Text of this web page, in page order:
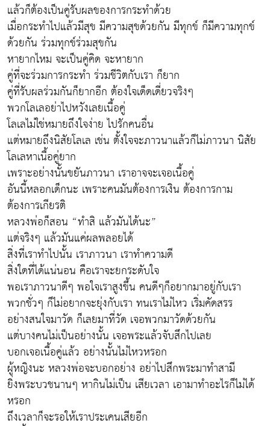
แล้วก็ต้องเป็นคู่รับผลของการกระทำด้วย
เมื่อกระทำไปแล้วมีสุข มีความสุขด้วยกัน มีทุกข์ ก็มีความทุกข์
ด้วยกัน ร่วมทุกข์ร่วมสุขกัน
หายากไหม จะเป็นคู่คิด จะหายาก
คู่ที่จะร่วมการกระทำ ร่วมชีวิตกับเรา ก็ยาก
คู่ที่รับผลร่วมกันก็ยากอีก ต้องใจเด็ดเดี่ยวจริงๆ
พวกโลเลอย่าไปหวังเลยเนื้อคู่
โลเลไม่ใช่หมายถึงใจง่าย ไปรักคนอื่น
แต่หมายถึงนิสัยโลเล เช่น ตั้งใจจะภาวนาแล้วก็ไม่ภาวนา นิสัย
โลเลหาเนื้อคู่ยาก
เพราะอย่างนั้นขยันภาวนา เราอาจจะเจอเนื้อคู่
อันนี้หลอกเด็กนะ เพราะคนมันต้องการเงิน ต้องการกาม
ต้องการเกียรติ
หลวงพ่อก็สอน “ทำสิ แล้วมันได้นะ”
แต่จริงๆ แล้วมันแค่ผลพลอยได้
สิ่งที่เราทำไปนั้น เราภาวนา เราทำความดี
สิ่งใดที่ได้แน่นอน คือเราจะยกระดับใจ
พอเราภาวนาดีๆ พอใจเราสูงขึ้น คนดีๆก็อยากมาอยู่กับเรา
พวกชั่วๆ ก็ไม่อยากจะยุ่งกับเรา ทนเราไม่ไหว เริ่มคัดสรร
อย่างสนใจมาวัด ก็เลยมาที่วัด เจอพวกมาวัดด้วยกัน
แต่บางคนไม่เป็นอย่างนั้น เจอพระแล้วจับสึกไปเลย
บอกเจอเนื้อคู่แล้ว อย่างนั้นไม่ไหวหรอก
ผู้หญิงนะ หลวงพ่อจะบอกอย่าง อย่าไปสึกพระมาทำสามี
ยิ่งพระบวชนานๆ หากินไม่เป็น เสียเวลา เอามาทำอะไรก็ไม่ได้
หรอก
ถึงเวลาก็จะรอให้เราประเคนเสียอีก